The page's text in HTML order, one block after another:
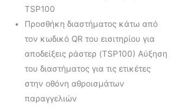
TSP100
Προσθήκη διαστήματος κάτω από
τον κωδικό QR του εισιτηρίου για
αποδείξεις ράστερ (TSP100) Αύξηση
του διαστήματος για τις ετικέτες
στην οθόνη αθροισμάτων
παραγγελιών